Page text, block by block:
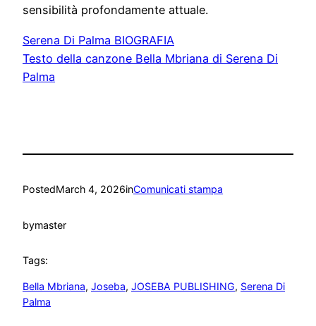
sensibilità profondamente attuale.
Serena Di Palma BIOGRAFIA
Testo della canzone Bella Mbriana di Serena Di
Palma
PostedMarch 4, 2026inComunicati stampa
bymaster
Tags:
Bella Mbriana, Joseba, JOSEBA PUBLISHING, Serena Di
Palma